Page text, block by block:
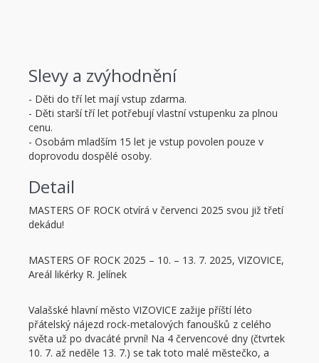
Slevy a zvýhodnění
- Děti do tří let mají vstup zdarma.
- Děti starší tří let potřebují vlastní vstupenku za plnou
cenu.
- Osobám mladším 15 let je vstup povolen pouze v
doprovodu dospělé osoby.
Detail
MASTERS OF ROCK otvírá v červenci 2025 svou již třetí
dekádu!
MASTERS OF ROCK 2025 – 10. – 13. 7. 2025, VIZOVICE,
Areál likérky R. Jelínek
Valašské hlavní město VIZOVICE zažije příští léto
přátelský nájezd rock-metalových fanoušků z celého
světa už po dvacáté první! Na 4 červencové dny (čtvrtek
10. 7. až neděle 13. 7.) se tak toto malé městečko, a